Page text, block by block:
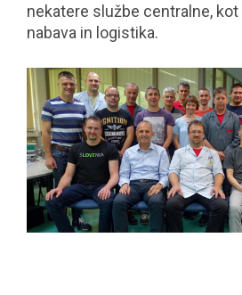
nekatere službe centralne,
nabava in logistika.